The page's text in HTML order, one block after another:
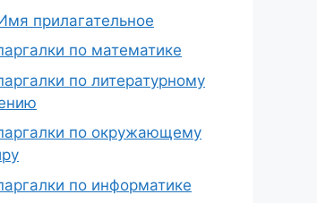
прилагательное
по математике
по литературному
по окружающему
по информатике